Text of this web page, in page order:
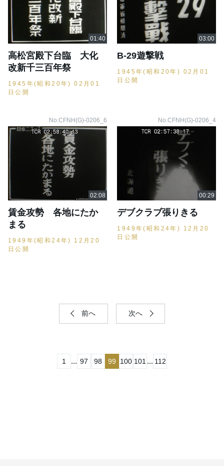
高松宮殿下台臨 大化
改新千三百年祭
1945年(昭和20年) 02月01
日公開
B-29遊撃戦
1945年(昭和20年) 02月01
日公開
No.CFNH(G)-0206_6
賃金攻勢 各地にたか
まる
1949年(昭和24年) 12月20
日公開
No.CFNH(G)-0206_4
デブクラブ張りきる
1949年(昭和24年) 12月20
日公開
前へ 次へ
1 ... 97 98 99 100 101 ... 112